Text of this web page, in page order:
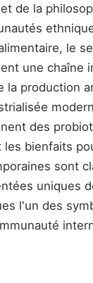
de la
le
une chaîne
la production
des
les bienfaits
sont
uniques
l'un des